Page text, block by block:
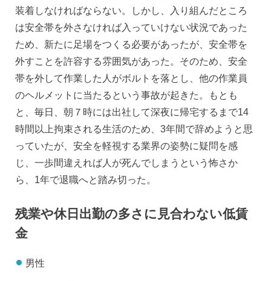
装着しなければならない。しかし、入り組んだところ
は安全帯を外さなければ入っていけない状況であった
ため、新たに足場をつくる必要があったが、安全帯を
外すことを許容する雰囲気があった。そのため、安全
帯を外して作業した人がボルトを落とし、他の作業員
のヘルメットに当たるという事故が起きた。もとも
と、毎日、朝７時には出社して深夜に帰宅するまで14
時間以上拘束される生活のため、3年間で辞めようと思
っていたが、安全を軽視する業界の姿勢に疑問を感
じ、一歩間違えれば人が死んでしまうという怖さか
ら、1年で退職へと踏み切った。
残業や休日出勤の多さに見合わない低賃
金
男性